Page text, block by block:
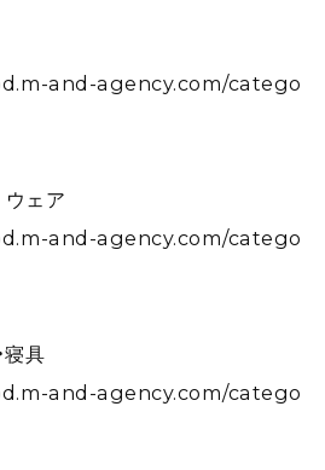
and-agency.com/catego
ウェア
and-agency.com/catego
寝具
and-agency.com/catego